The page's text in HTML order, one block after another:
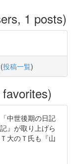
1 posts)
(投稿一覧)
中世後期の日記
』が取り上げら
大のＴ氏も『山